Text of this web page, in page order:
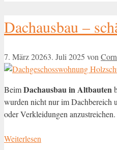
Dachausbau –
7. März 20263. Juli 2025 von
BeimDachausbau in Altbauten
wurden nicht nur im Dachbereich
oder Verkleidungen
Weiterlesen